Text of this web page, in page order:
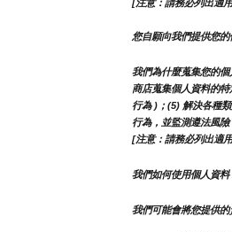
[注意：請務必列出適
您自願向我們提供您
我們為什麼蒐集您的個
商店蒐集個人資料的
行為 )；(5) 解決各種
行為，並監測遵法風
[注意：請務必列出適
我們如何使用個人資料
我們可能會將您提供的